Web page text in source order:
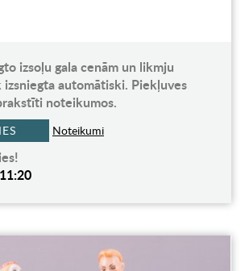
izsoļu gala cenām un likmju
automātiski. Piekļuves
noteikumos.
Noteikumi